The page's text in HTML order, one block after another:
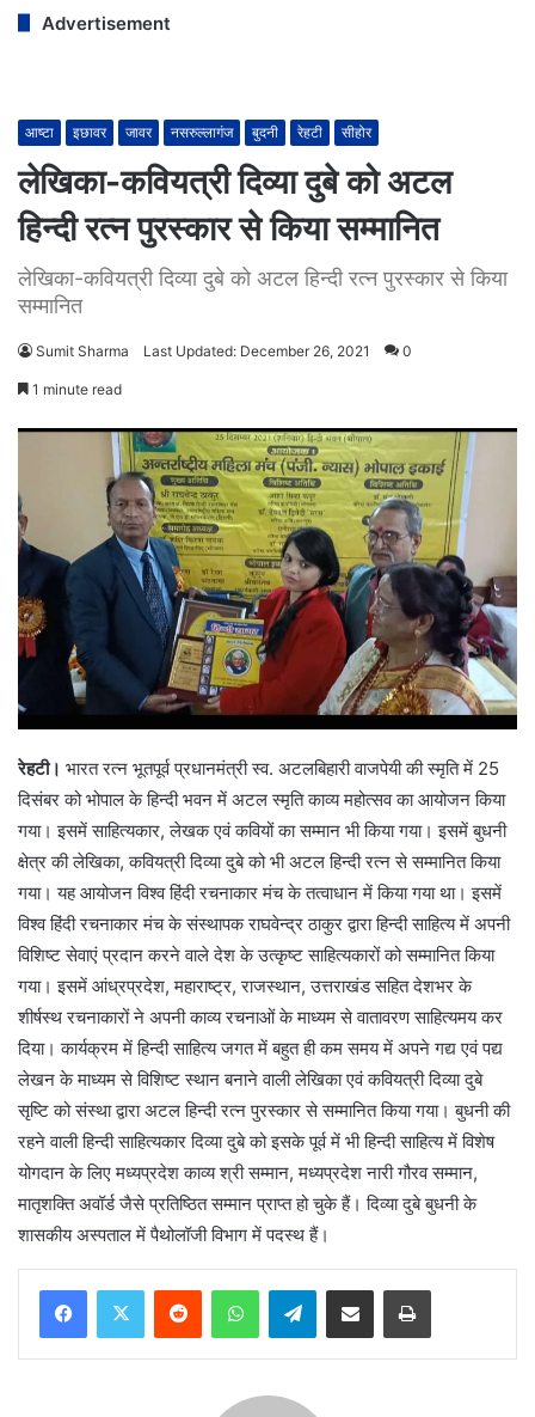
Advertisement